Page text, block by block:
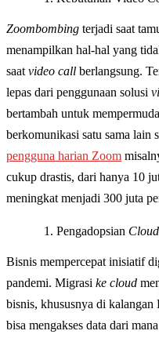
Zoombombing terjadi saat
menampilkan hal-hal yang
saat video call berlangsung.
lepas dari penggunaan solusi
bertambah untuk
berkomunikasi satu sama lain
pengguna harian Zoom
cukup drastis, dari hanya 10
meningkat menjadi 300 juta
Pengadopsian Cloud
Bisnis mempercepat inisiatif
pandemi. Migrasi ke cloud
bisnis, khususnya di kalangan
bisa mengakses data dari